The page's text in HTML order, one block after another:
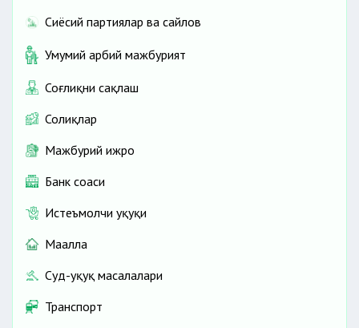
Сиёсий партиялар ва сайлов
Умумий ҳарбий мажбурият
Соғлиқни сақлаш
Солиқлар
Мажбурий ижро
Банк соҳаси
Истеъмолчи ҳуқуқи
Маҳалла
Суд-ҳуқуқ масалалари
Транспорт